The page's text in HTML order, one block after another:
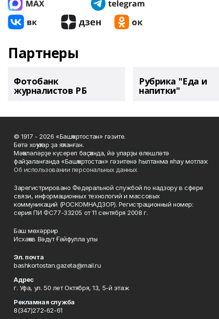
Партнеры
Фотобанк
журналистов РБ
Рубрика "Еда и
напитки"
© 1917 - 2026 «Башҡортостан» гәзите.
Бөтә хоҡуҡтар ҙа яҡланған.
Мәҡәләләрҙе күсереп баҫҡанда, йә уларҙы өлөшләтә
файҙаланғанда «Башҡортостан» гәзитенә һылтанма яһау мотлаҡ.
Об использовании персональных данных
Зарегистрировано Федеральной службой по надзору в сфере
связи, информационных технологий и массовых
коммуникаций (РОСКОМНАДЗОР). Регистрационный номер:
серия ПИ ФС77-33205 от 11 сентября 2008 г.
Баш мөхәррир
Исхаҡов Вәдүт Ғәйфулла улы
Эл. почта
bashkortostan.gazeta@mail.ru
Адрес
г. Уфа, ул. 50 лет Октября, 13, 5-й этаж
Рекламная служба
8(347)272-62-61